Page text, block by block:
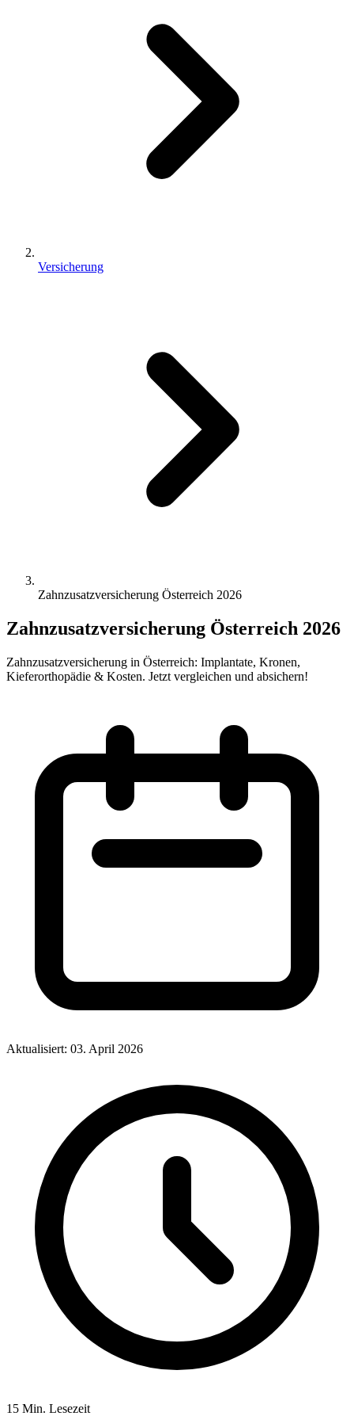
Versicherung
Zahnzusatzversicherung Österreich 2026
Zahnzusatzversicherung Österreich 2026
Zahnzusatzversicherung in Österreich: Implantate, Kronen,
Kieferorthopädie & Kosten. Jetzt vergleichen und absichern!
Aktualisiert: 03. April 2026
15 Min. Lesezeit